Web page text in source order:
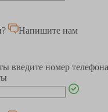
Напишите нам
введите номер